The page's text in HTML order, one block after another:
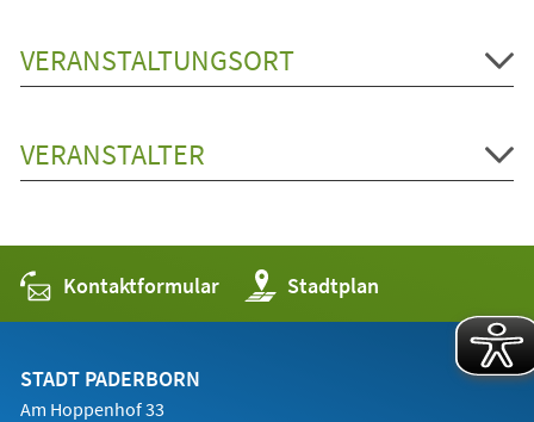
VERANSTALTUNGSORT
VERANSTALTER
Kontaktformular Stadtplan
(Öffnet
in
einem
STADT PADERBORN
Am Hoppenhof 33